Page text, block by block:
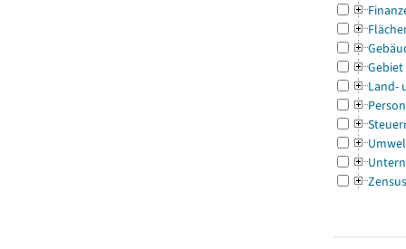
Gebiet
Land-
Zensus